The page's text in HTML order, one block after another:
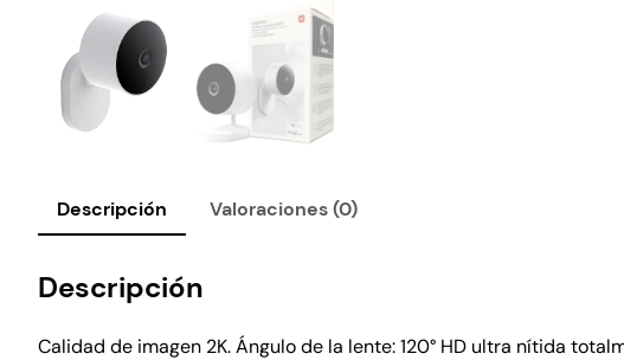
Descripción Valoraciones (0)
Descripción
Calidad de imagen 2K. Ángulo de la lente: 120° HD ultra nítida